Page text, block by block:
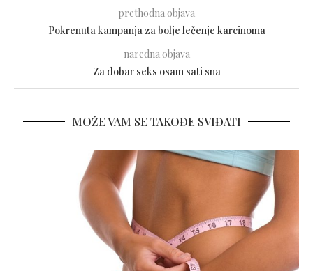
prethodna objava
Pokrenuta kampanja za bolje lečenje karcinoma
naredna objava
Za dobar seks osam sati sna
MOŽE VAM SE TAKOĐE SVIĐATI